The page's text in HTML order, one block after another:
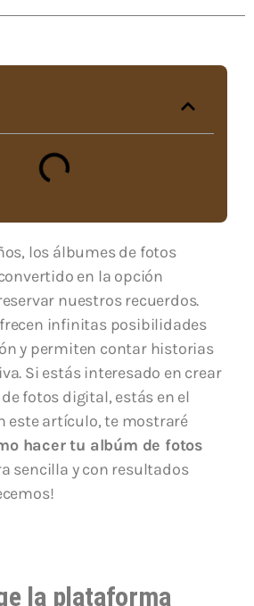
los álbumes de fotos
en la opción
nuestros recuerdos.
infinitas posibilidades
y permiten contar historias
Si estás interesado en crear
fotos digital, estás en el
este artículo, te mostraré
hacer tu albúm de fotos
sencilla y con resultados
la plataforma